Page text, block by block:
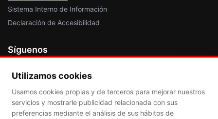
Sistema Interno de Información
Declaración de Accesibilidad
Síguenos
5.0en Google
Mejor valorada en protección de datos
Utilizamos cookies
Usamos cookies propias y de terceros para mejorar nuestros
servicios y mostrarle publicidad relacionada con sus
preferencias mediante el análisis de sus hábitos de